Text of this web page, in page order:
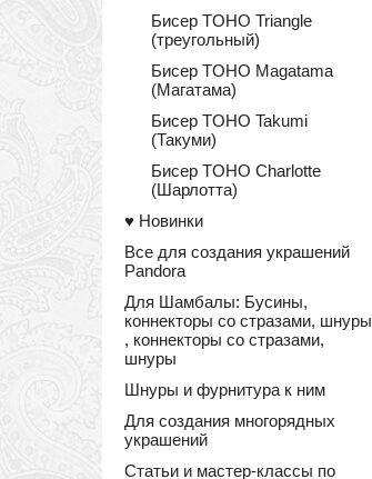
Бисер TOHO Triangle
(треугольный)
Бисер TOHO Magatama
(Магатама)
Бисер TOHO Takumi
(Такуми)
Бисер TOHO Charlotte
(Шарлотта)
♥ Новинки
Все для создания украшений
Pandora
Для Шамбалы: Бусины,
коннекторы со стразами, шнуры
, коннекторы со стразами,
шнуры
Шнуры и фурнитура к ним
Для создания многорядных
украшений
Статьи и мастер-классы по